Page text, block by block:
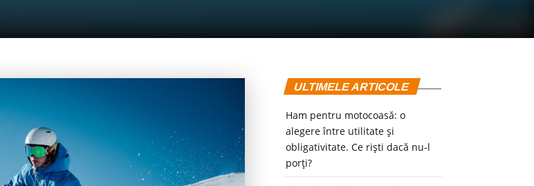
ULTIMELE ARTICOLE
Ham pentru motocoasă: o
alegere între utilitate și
obligativitate. Ce riști dacă nu-l
porți?